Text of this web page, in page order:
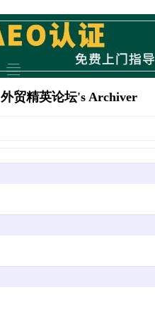
外贸精英论坛's Archiver